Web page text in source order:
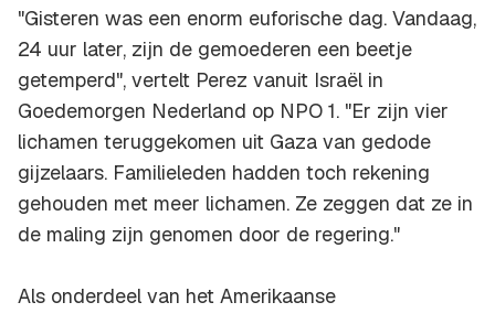
"Gisteren was een enorm euforische dag. Vandaag,
24 uur later, zijn de gemoederen een beetje
getemperd", vertelt Perez vanuit Israël in
Goedemorgen Nederland op NPO 1. "Er zijn vier
lichamen teruggekomen uit Gaza van gedode
gijzelaars. Familieleden hadden toch rekening
gehouden met meer lichamen. Ze zeggen dat ze in
de maling zijn genomen door de regering."
Als onderdeel van het Amerikaanse